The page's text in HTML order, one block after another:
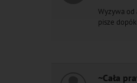
Wyzywa od
pisze
~Cała